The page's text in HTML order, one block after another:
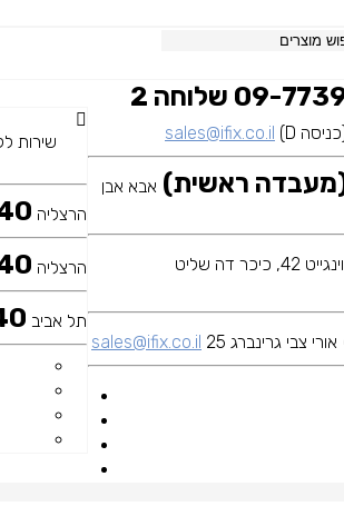
שירות
הרצליה 09-
הרצליה
תל אביב
09-7739940 שלוחה 2
sales@ifix.co.il
אבא אבן
וינגייט 42, כיכר דה שליט
אורי צבי גרינברג 25 sales@ifix.co.il